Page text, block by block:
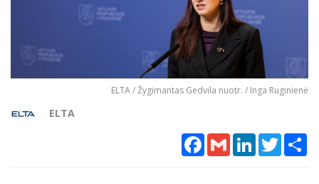
ELTA / Žygimantas Gedvila nuotr. / Inga Ruginienė
ELTA
Facebook
Gmail LinkedInTwitter